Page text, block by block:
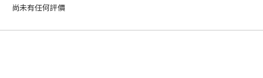
尚未有任何評價